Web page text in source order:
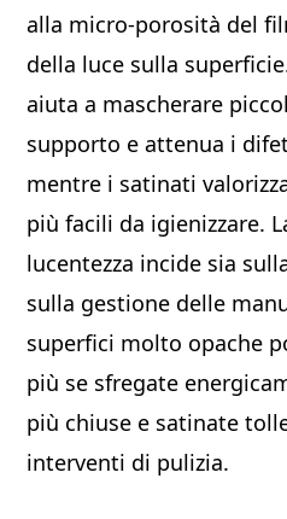
alla micro-porosità del
della luce sulla
aiuta a mascherare
supporto e attenua i
mentre i satinati
più facili da igienizzare.
lucentezza incide sia
sulla gestione delle
superfici molto opache
più se sfregate
più chiuse e satinate
interventi di pulizia.